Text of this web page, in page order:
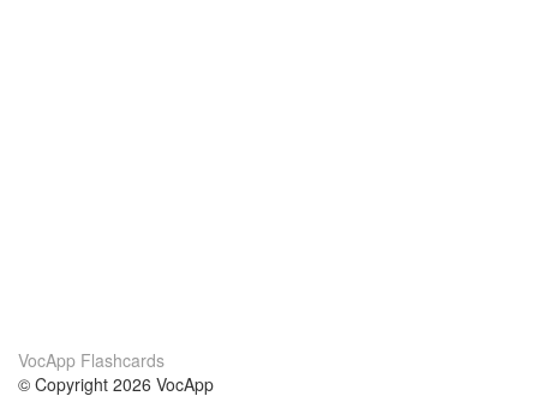
VocApp Flashcards
© Copyright 2026 VocApp